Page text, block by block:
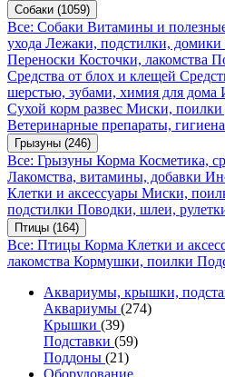
Собаки (1059)
Все: Собаки Витамины и
ухода Лежаки, подстилки, домики
Переноски Косточки, лакомства
Средства от блох и клещей
шерстью, зубами, химия для дома
Сухой корм развес Миски, поилки
Ветеринарные препараты, гигиена
Грызуны (246)
Все: Грызуны Корма Косметика,
Лакомства, витамины, добавки
Клетки и аксессуары Миски,
подстилки Поводки, шлеи,
Птицы (164)
Все: Птицы Корма Клетки и
лакомства Кормушки, поилки
Аквариумы, крышки,
Аквариумы (274)
Крышки (39)
Подставки (59)
Поддоны (21)
Оборудование